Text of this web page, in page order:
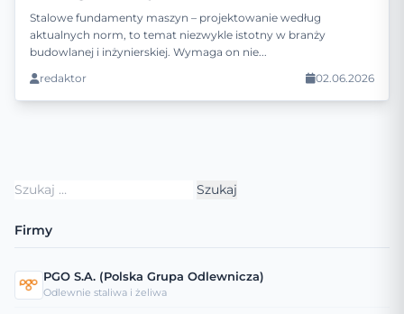
Stalowe fundamenty maszyn – projektowanie według
aktualnych norm, to temat niezwykle istotny w branży
budowlanej i inżynierskiej. Wymaga on nie...
redaktor
02.06.2026
Szukaj:
Firmy
PGO S.A. (Polska Grupa Odlewnicza)
Odlewnie staliwa i żeliwa